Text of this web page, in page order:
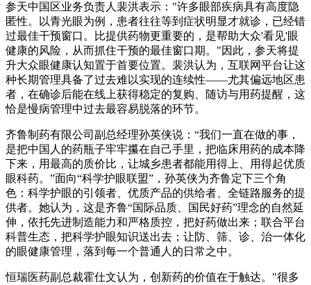
参天中国区业务负责人裴洪表示： "许多眼部疾病具有高度隐
匿性。以青光眼为例，患者往往等到症状明显才就诊，已经错
过最佳干预窗口。比提供药物更重要的，是帮助大众'看见'眼
健康的风险，从而抓住干预的最佳窗口期。"因此，参天将提
升大众眼健康认知置于首要位置。裴洪认为，互联网平台让这
种长期管理具备了过去难以实现的连续性——尤其偏远地区患
者，在确诊后能在线上获得稳定的复购、随访与用药提醒，这
恰是慢病管理中过去最容易脱落的环节。
齐鲁制药有限公司副总经理孙英侠说：“我们一直在做的事，
是把中国人的药瓶子牢牢攥在自己手里，把临床用药的成本降
下来，用最高的质价比，让城乡患者都能用得上、用得起优质
眼科药。”面向“科学护眼联盟”，孙英侠为齐鲁定下三个角
色：科学护眼的引领者、优质产品的供给者、全链路服务的提
供者。她认为，这是齐鲁“国际品质、国民好药”理念的自然延
伸，依托先进制造能力和严格质控，把好药做出来；联合平台
科普生态，把科学护眼知识送出去；让防、筛、诊、治一体化
的眼健康管理，落到每一个普通人的日常之中。
恒瑞医药副总裁霍仕文认为，创新药的价值在于触达。"很多